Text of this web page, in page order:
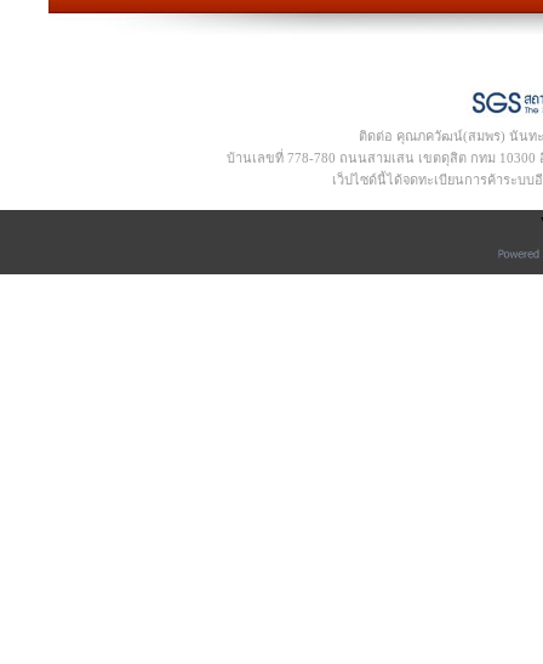
ติดต่อ คุณภควัฒน์(สมพร) นันทะจุ
บ้านเลขที่ 778-780 ถนนสามเสน เขตดุสิต กทม 10300 อี
เว็ปไซด์นี้ได้จดทะเบียนการค้าระบบ